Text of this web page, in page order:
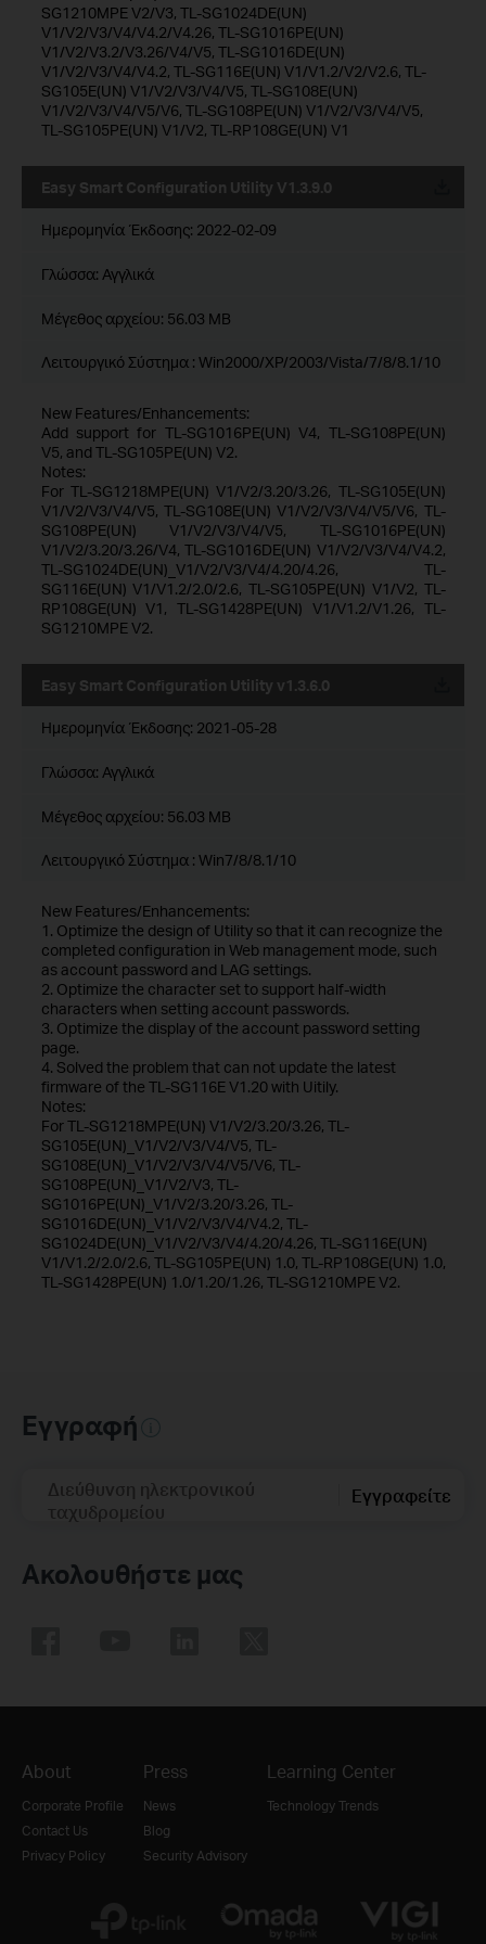
SG1210MPE V2/V3, TL-SG1024DE(UN)
V1/V2/V3/V4/V4.2/V4.26, TL-SG1016PE(UN)
V1/V2/V3.2/V3.26/V4/V5, TL-SG1016DE(UN)
V1/V2/V3/V4/V4.2, TL-SG116E(UN) V1/V1.2/V2/V2.6, TL-
SG105E(UN) V1/V2/V3/V4/V5, TL-SG108E(UN)
V1/V2/V3/V4/V5/V6, TL-SG108PE(UN) V1/V2/V3/V4/V5,
TL-SG105PE(UN) V1/V2, TL-RP108GE(UN) V1
Easy Smart Configuration Utility V1.3.9.0
Ημερομηνία Έκδοσης: 2022-02-09
Γλώσσα: Αγγλικά
Μέγεθος αρχείου: 56.03 MB
Λειτουργικό Σύστημα : Win2000/XP/2003/Vista/7/8/8.1/10
New Features/Enhancements:
Add support for TL-SG1016PE(UN) V4, TL-SG108PE(UN)
V5, and TL-SG105PE(UN) V2.
Notes:
For TL-SG1218MPE(UN) V1/V2/3.20/3.26, TL-SG105E(UN)
V1/V2/V3/V4/V5, TL-SG108E(UN) V1/V2/V3/V4/V5/V6, TL-
SG108PE(UN) V1/V2/V3/V4/V5, TL-SG1016PE(UN)
V1/V2/3.20/3.26/V4, TL-SG1016DE(UN) V1/V2/V3/V4/V4.2,
TL-SG1024DE(UN)_V1/V2/V3/V4/4.20/4.26, TL-
SG116E(UN) V1/V1.2/2.0/2.6, TL-SG105PE(UN) V1/V2, TL-
RP108GE(UN) V1, TL-SG1428PE(UN) V1/V1.2/V1.26, TL-
SG1210MPE V2.
Easy Smart Configuration Utility v1.3.6.0
Ημερομηνία Έκδοσης: 2021-05-28
Γλώσσα: Αγγλικά
Μέγεθος αρχείου: 56.03 MB
Λειτουργικό Σύστημα : Win7/8/8.1/10
New Features/Enhancements:
1. Optimize the design of Utility so that it can recognize the
completed configuration in Web management mode, such
as account password and LAG settings.
2. Optimize the character set to support half-width
characters when setting account passwords.
3. Optimize the display of the account password setting
page.
4. Solved the problem that can not update the latest
firmware of the TL-SG116E V1.20 with Uitily.
Notes:
For TL-SG1218MPE(UN) V1/V2/3.20/3.26, TL-
SG105E(UN)_V1/V2/V3/V4/V5, TL-
SG108E(UN)_V1/V2/V3/V4/V5/V6, TL-
SG108PE(UN)_V1/V2/V3, TL-
SG1016PE(UN)_V1/V2/3.20/3.26, TL-
SG1016DE(UN)_V1/V2/V3/V4/V4.2, TL-
SG1024DE(UN)_V1/V2/V3/V4/4.20/4.26, TL-SG116E(UN)
V1/V1.2/2.0/2.6, TL-SG105PE(UN) 1.0, TL-RP108GE(UN) 1.0,
TL-SG1428PE(UN) 1.0/1.20/1.26, TL-SG1210MPE V2.
Εγγραφή
Διεύθυνση ηλεκτρονικού
ταχυδρομείου
Εγγραφείτε
Ακολουθήστε μας
About
Corporate Profile
Contact Us
Privacy Policy
Press
News
Blog
Security Advisory
Learning Center
Technology Trends